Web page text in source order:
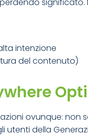
intenzione
del contenuto)
ovunque: non
utenti della